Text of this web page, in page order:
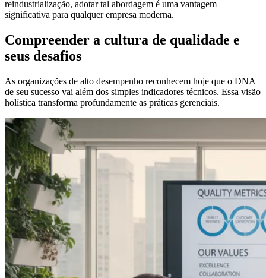
reindustrialização, adotar tal abordagem é uma vantagem
significativa para qualquer empresa moderna.
Compreender a cultura de qualidade e
seus desafios
As organizações de alto desempenho reconhecem hoje que o DNA
de seu sucesso vai além dos simples indicadores técnicos. Essa visão
holística transforma profundamente as práticas gerenciais.